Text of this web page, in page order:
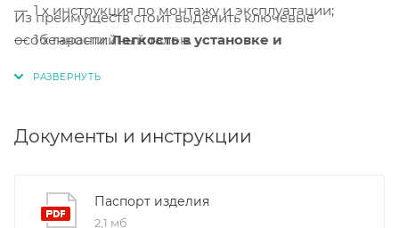
Из преимуществ стоит выделить ключевые
особенности:Легкость в установке и
материалы.
Легкая сборка и монтаж. Сборка и монтаж
выполняется за несколько минут.
Регулировка по высоте и длине.
регулировке по высоте и длине, установка изделия
1 x инструкция по монтажу и эксплуатации;
1 x гарантийный талон.
Документы и инструкции
Паспорт изделия
2,1 мб